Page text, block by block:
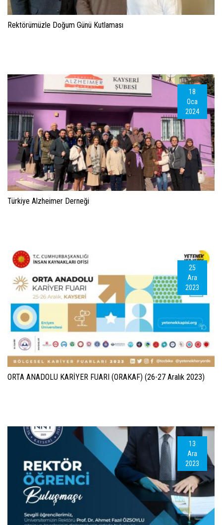
Rektörümüzle Doğum Günü Kutlaması
18
Oca
2024
Türkiye Alzheimer Derneği
25
Ara
2023
ORTA ANADOLU KARİYER FUARI (ORAKAF) (26-27 Aralık 2023)
13
Ara
2023